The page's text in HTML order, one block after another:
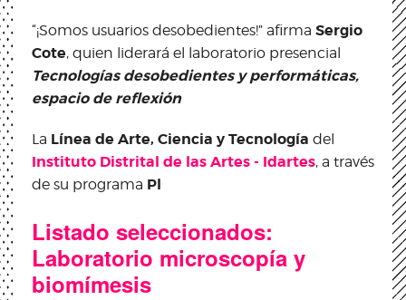
“¡Somos usuarios desobedientes!” afirma Sergio
Cote, quien liderará el laboratorio presencial
Tecnologías desobedientes y performáticas,
espacio de reflexión
La Línea de Arte, Ciencia y Tecnología del
Instituto Distrital de las Artes - Idartes, a través
de su programa Pl
Listado seleccionados:
Laboratorio microscopía y
biomímesis